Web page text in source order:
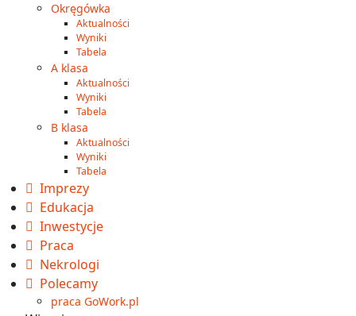
Okręgówka
Aktualności
Wyniki
Tabela
A klasa
Aktualności
Wyniki
Tabela
B klasa
Aktualności
Wyniki
Tabela
Imprezy
Edukacja
Inwestycje
Praca
Nekrologi
Polecamy
praca GoWork.pl